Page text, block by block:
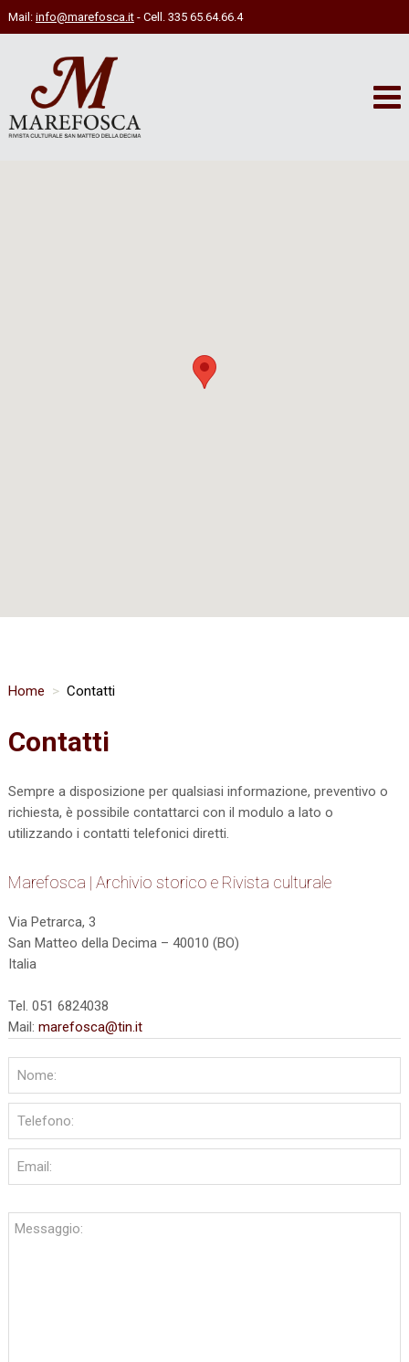
Mail: info@marefosca.it- Cell. 335 65.64.66.4
Home Contatti
Contatti
Sempre a disposizione per qualsiasi informazione, preventivo o
richiesta, è possibile contattarci con il modulo a lato o
utilizzando i contatti telefonici diretti.
Marefosca | Archivio storico e Rivista culturale
Via Petrarca, 3
San Matteo della Decima – 40010 (BO)
Italia
Tel. 051 6824038
Mail: marefosca@tin.it